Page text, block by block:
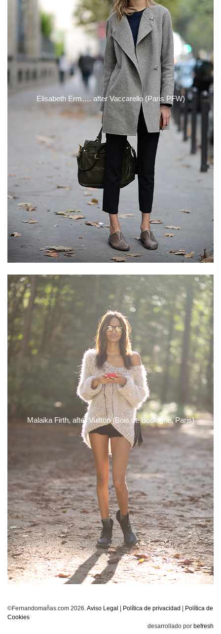
Elisabeth Erm…. after Vaccarello (Paris PFW)
Malaika Firth, after Vuitton (Bois de Boulogne, Paris)
©Fernandomañas.com 2026.Aviso Legal Política de privacidad
Política de
Cookies
desarrollado por befresh